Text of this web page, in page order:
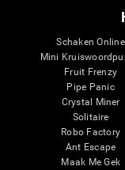
Schaken Online
Mini
Fruit Frenzy
Pipe Panic
Crystal Miner
Solitaire
Robo Factory
Ant Escape
Maak Me Gek